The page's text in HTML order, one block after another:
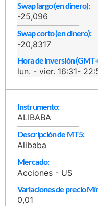
Swap largo (en dinero):
-25,096
Swap corto (en dinero):
-20,8317
Hora de inversión
lun. - vier. 16:31-
Instrumento:
ALIBABA
Descripción de MT5:
Alibaba
Mercado:
Acciones - US
Variaciones de precio
0,01